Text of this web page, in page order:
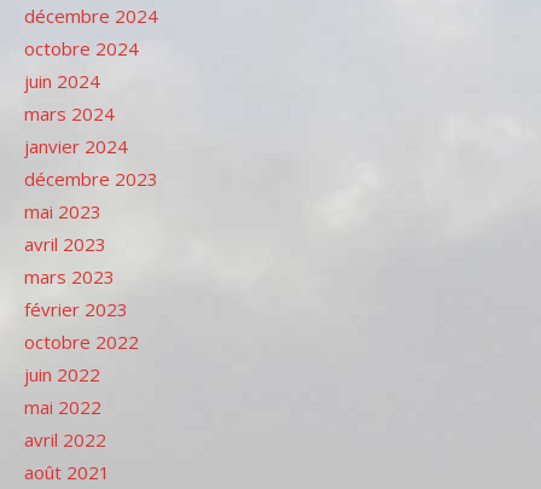
décembre 2024
octobre 2024
juin 2024
mars 2024
janvier 2024
décembre 2023
mai 2023
avril 2023
mars 2023
février 2023
octobre 2022
juin 2022
mai 2022
avril 2022
août 2021